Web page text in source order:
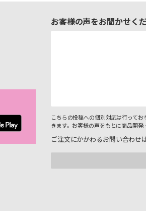
お客様の声をお聞かせく
こちらの投稿への個別対応は行って
きます。お客様の声をもとに商品開発
ご注文にかかわるお問い合わせ